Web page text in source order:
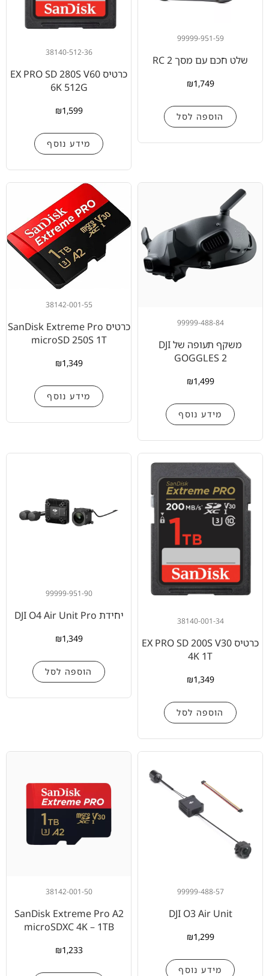
99999-951-59
שלט חכם עם מסך RC 2
₪1,749
הוספה לסל
38140-512-36
כרטיס EX PRO SD 280S V60
6K 512G
₪1,599
מידע נוסף
99999-488-84
משקף תעופה של DJI
GOGGLES 2
₪1,499
מידע נוסף
38142-001-55
כרטיס SanDisk Extreme Pro
microSD 250S 1T
₪1,349
מידע נוסף
38140-001-34
כרטיס EX PRO SD 200S V30
4K 1T
₪1,349
הוספה לסל
99999-951-90
יחידת DJI O4 Air Unit Pro
₪1,349
הוספה לסל
99999-488-57
DJI O3 Air Unit
₪1,299
מידע נוסף
38142-001-50
SanDisk Extreme Pro A2
microSDXC 4K – 1TB
₪1,233